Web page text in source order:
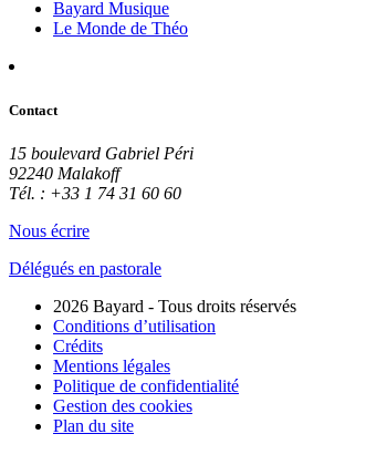
Bayard Musique
Le Monde de Théo
Contact
15 boulevard Gabriel Péri
92240 Malakoff
Tél. : +33 1 74 31 60 60
Nous écrire
Délégués en pastorale
2026 Bayard - Tous droits réservés
Conditions d’utilisation
Crédits
Mentions légales
Politique de confidentialité
Gestion des cookies
Plan du site